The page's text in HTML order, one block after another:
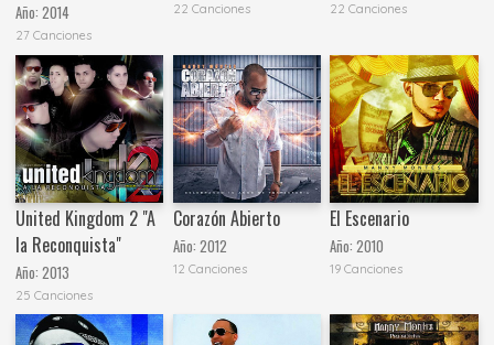
Año:2014
27 Canciones
22 Canciones 22 Canciones
United Kingdom 2 "A
la Reconquista"
Año:2013
25 Canciones
Corazón Abierto
Año: 2012
12 Canciones
El Escenario
Año:2010
19 Canciones